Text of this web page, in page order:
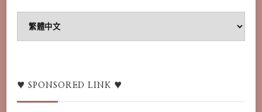
語
言
♥ SPONSORED LINK ♥